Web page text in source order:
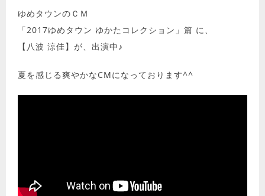
ゆめタウンのＣＭ
「2017ゆめタウン ゆかたコレクション」篇 に、
【八波 涼佳】が、出演中♪
夏を感じる爽やかなCMになっております^^